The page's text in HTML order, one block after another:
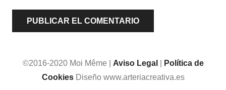
PUBLICAR EL COMENTARIO
©2016-2020 Moi Même | Aviso Legal
Política de
CookiesDiseño www.arteriacreativa.es